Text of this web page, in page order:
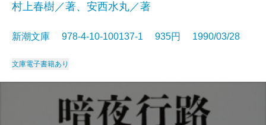
村上春樹／著、安西水丸／著
新潮文庫 978-4-10-100137-1 935円 1990/03/28
文庫電子書籍あり